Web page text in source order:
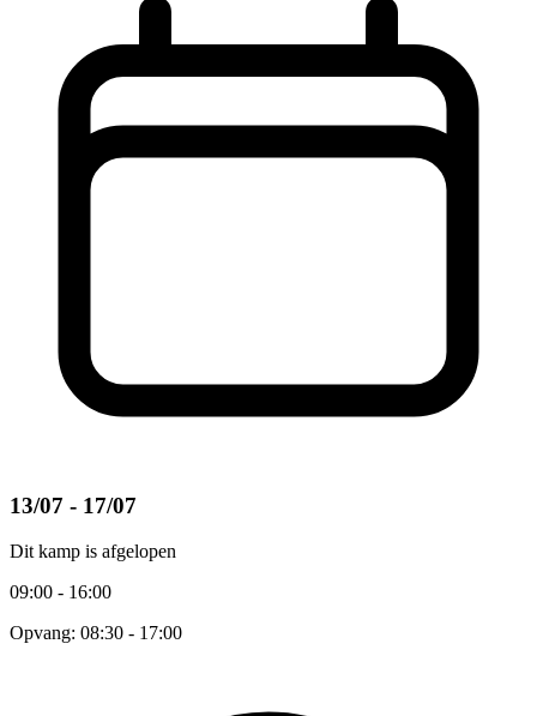
13/07 - 17/07
Dit kamp is afgelopen
09:00 - 16:00
Opvang: 08:30 - 17:00